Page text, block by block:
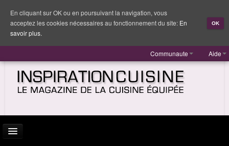
Communaute Aide
En cliquant sur OK ou en poursuivant la navigation, vous
acceptez les cookies nécessaires au fonctionnement du site: En
savoir plus.
OK